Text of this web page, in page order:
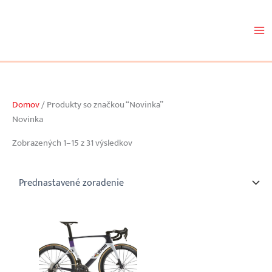
Domov/ Produkty so značkou “Novinka”
Novinka
Zobrazených 1–15 z 31 výsledkov